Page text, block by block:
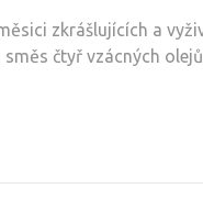
zkrášlujících a
směs čtyř vzácných